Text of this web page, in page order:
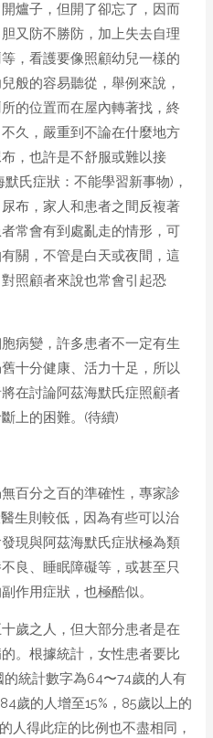
爐子，但開了卻忘了，因而
又防不勝防，加上失去自理
，看護要像照顧幼兒一樣的
般的容易聽從，舉例來說，
的位置而在屋內轉著找，終
久，嚴重到不論在什麼地方
，也許是不舒服或難以接
氏症狀：不能學習新事物)，
布，家人和患者之間反複著
常會有到處亂走的情形，可
關，不管是白天或夜間，這
照顧者來說也常會引起恐
病變，許多患者不一定有生
十分健康、活力十足，所以
在討論阿茲海默氏症照顧者
上的困難。(待續)
百分之百的準確性，專家診
生則較低，因為有些可以治
現與阿茲海默氏症狀極為類
良、睡眠障礙等，或甚至只
作用症狀，也極酷似。
歲之人，但大部分患者是在
。根據統計，女性患者要比
統計數字為64〜74歲的人有
歲的人增至15%，85歲以上的
人得此症的比例也不盡相同，